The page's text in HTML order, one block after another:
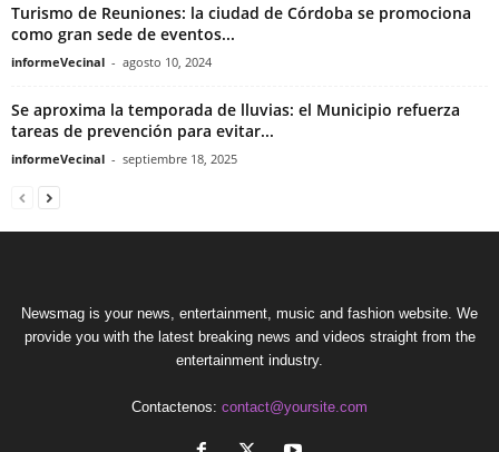
Turismo de Reuniones: la ciudad de Córdoba se promociona
como gran sede de eventos...
informeVecinal - agosto 10, 2024
Se aproxima la temporada de lluvias: el Municipio refuerza
tareas de prevención para evitar...
informeVecinal - septiembre 18, 2025
Newsmag is your news, entertainment, music and fashion website. We
provide you with the latest breaking news and videos straight from the
entertainment industry.
Contactenos: contact@yoursite.com